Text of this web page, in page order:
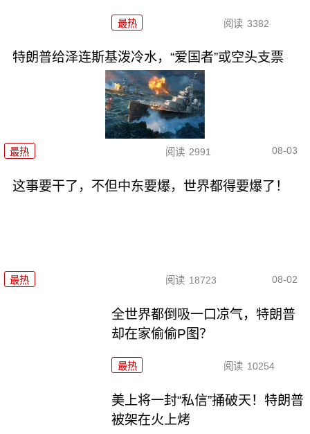
最热 阅读 3382
特朗普给泽连斯基泼冷水，“爱国者”或空头支票
最热 阅读 2991 08-03
这事要干了，不但中东要爆，世界都得要爆了！
最热 阅读 18723 08-02
全世界都倒吸一口凉气，特朗普
却在家偷偷P图？
最热 阅读 10254
美上将一封“私信”捅破天！特朗普
被架在火上烤